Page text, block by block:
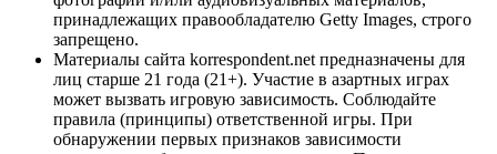
принадлежащих правообладателю Getty Images, строго
запрещено.
Материалы сайта korrespondent.net предназначены для
лиц старше 21 года (21+). Участие в азартных играх
может вызвать игровую зависимость. Соблюдайте
правила (принципы) ответственной игры. При
обнаружении первых признаков зависимости